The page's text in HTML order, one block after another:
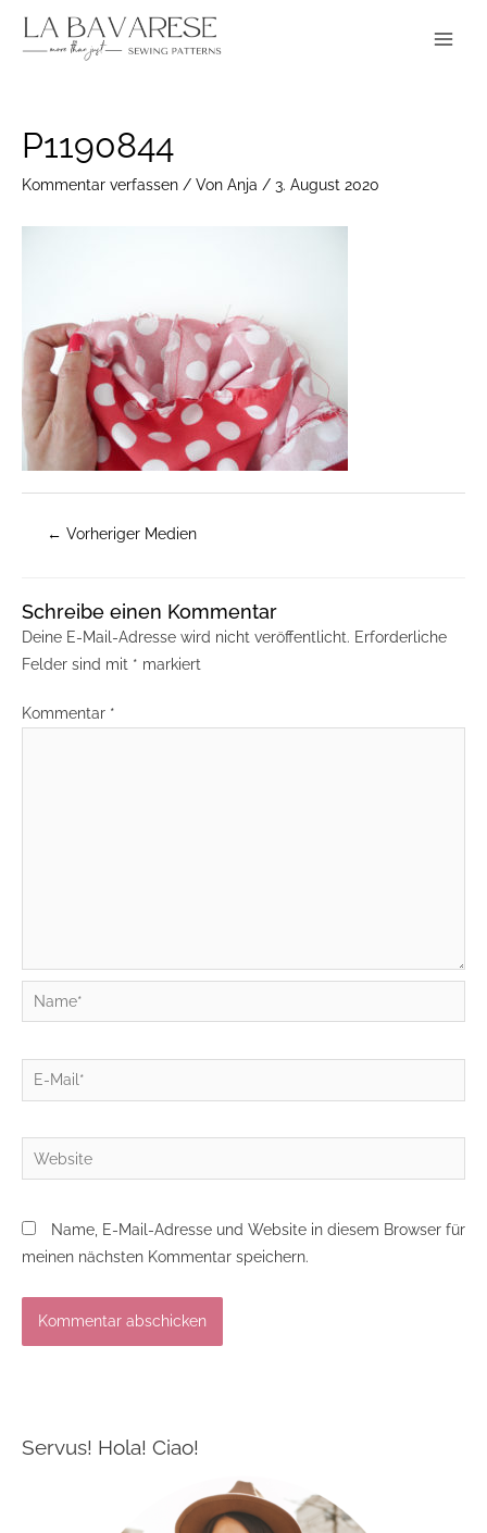
Inhalt
P1190844
Kommentar verfassen / Von Anja / 3. August 2020
navigation
← Vorheriger Medien
Schreibe einen Kommentar
Deine E-Mail-Adresse wird nicht veröffentlicht. Erforderliche
Felder sind mit * markiert
Kommentar *
Name*
E-
Mail*
Website
Name, E-Mail-Adresse und Website in diesem Browser für
meinen nächsten Kommentar speichern.
Servus! Hola! Ciao!